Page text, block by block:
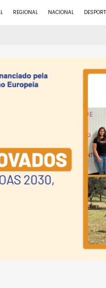
REGIONAL NACIONAL